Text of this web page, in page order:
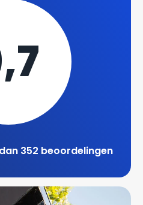
352 beoordelingen